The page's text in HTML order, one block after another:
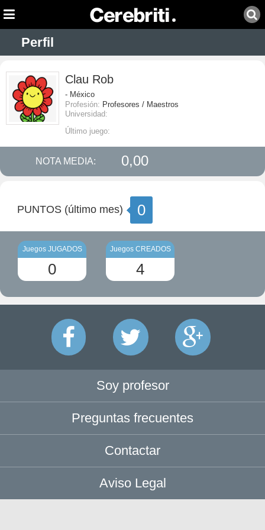
Perfil
Clau Rob
- México
Profesión: Profesores / Maestros
Universidad:
Último juego:
NOTA MEDIA: 0,00
PUNTOS (último mes) 0
Juegos JUGADOS
0
Juegos CREADOS
4
Soy profesor
Preguntas frecuentes
Contactar
Aviso Legal